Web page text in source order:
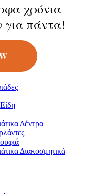
Χώρου
Δέντρα
Διακοσμητικά
χρόνια
για πάντα!